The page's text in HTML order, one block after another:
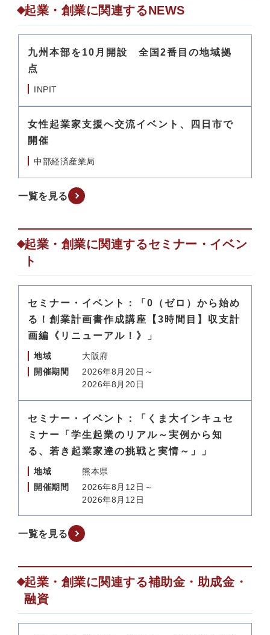
起業・創業に関連するNEWS
九州本部を10月開設 全国2番目の地域拠
点
INPIT
女性起業家支援へ交流イベント、四日市で
開催
中部経済産業局
一覧を見る
起業・創業に関連するセミナー・イベン
ト
セミナー・イベント：「0（ゼロ）から始め
る！創業計画書作成講座【3時間目】収支計
画編《リニューアル！》」
地域
大阪府
開催期間
2026年8月20日～
2026年8月20日
セミナー・イベント：「くま大インキュセ
ミナー「学生起業のリアル～実例から知
る、若き起業家達の挑戦と実情～」」
地域
熊本県
開催期間
2026年8月12日～
2026年8月12日
一覧を見る
起業・創業に関連する補助金・助成金・
融資